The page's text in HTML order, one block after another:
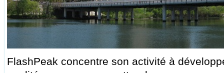
FlashPeak concentre son activité à